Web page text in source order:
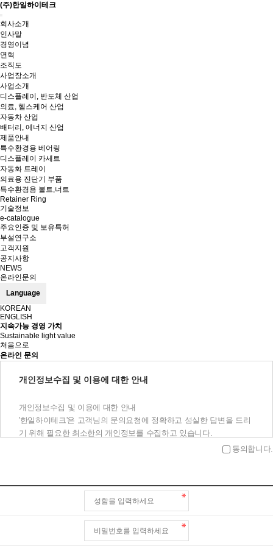
(주)한일하이테크
Toggle
navigation
회사소개
인사말
경영이념
연혁
조직도
사업장소개
사업소개
디스플레이, 반도체 산업
의료, 헬스케어 산업
자동차 산업
배터리, 에너지 산업
제품안내
특수환경용 베어링
디스플레이 카세트
자동화 트레이
의료용 진단기 부품
특수환경용 볼트,너트
Retainer Ring
기술정보
e-catalogue
주요인증 및 보유특허
부설연구소
고객지원
공지사항
NEWS
온라인문의
Language
KOREAN
ENGLISH
지속가능 경영 가치
Sustainable light value
처음으로
온라인 문의
개인정보수집 및 이용에 대한 안내
개인정보수집 및 이용에 대한 안내
'한일하이테크'은 고객님의 문의요청에 정확하고 성실한 답변을 드리
기 위해 필요한 최소한의 개인정보를 수집하고 있습니다.
이에 개인정보의 수집 및 이용에 관하여 아래와 같이 고지하오니 충
수집항목 : 이름, 전화번호, 이메일주소
동의합니다.